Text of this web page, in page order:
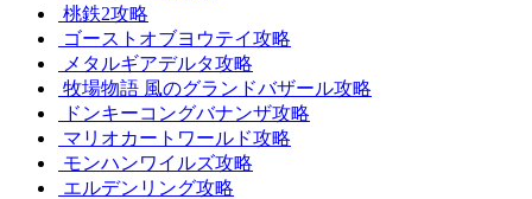
桃鉄2攻略
ゴーストオブヨウテイ攻略
メタルギアデルタ攻略
牧場物語 風のグランドバザール攻略
ドンキーコングバナンザ攻略
マリオカートワールド攻略
モンハンワイルズ攻略
エルデンリング攻略